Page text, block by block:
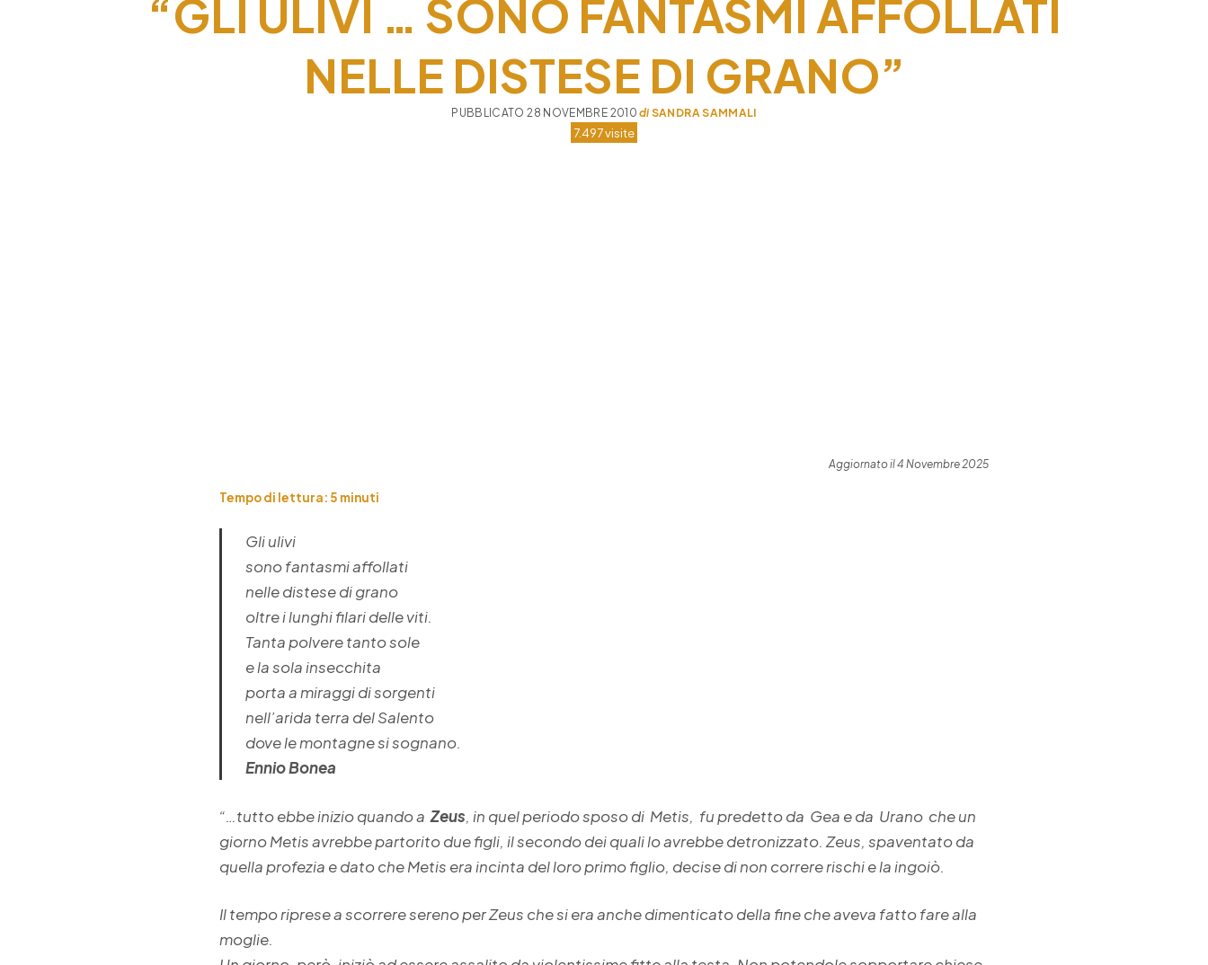
“GLI ULIVI … SONO FANTASMI AFFOLLATI
NELLE DISTESE DI GRANO”
PUBBLICATO 28 NOVEMBRE 2010di SANDRA SAMMALI
7.497 visite
Aggiornato il 4 Novembre 2025
Tempo di lettura: 5 minuti
Gli ulivi
sono fantasmi affollati
nelle distese di grano
oltre i lunghi filari delle viti.
Tanta polvere tanto sole
e la sola insecchita
porta a miraggi di sorgenti
nell’arida terra del Salento
dove le montagne si sognano.
Ennio Bonea
“…tutto ebbe inizio quando aZeus, in quel periodo sposo di Metis, fu predetto da Gea e da Urano che un
giorno Metis avrebbe partorito due figli, il secondo dei quali lo avrebbe detronizzato. Zeus, spaventato da
quella profezia e dato che Metis era incinta del loro primo figlio, decise di non correre rischi e la ingoiò.
Il tempo riprese a scorrere sereno per Zeus che si era anche dimenticato della fine che aveva fatto fare alla
moglie.